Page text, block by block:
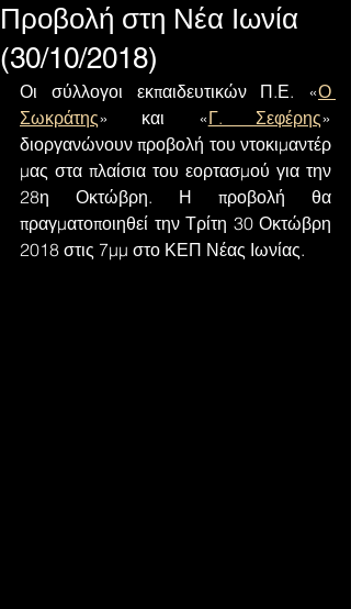
Προβολή στη Νέα Ιωνία
(30/10/2018)
Οι σύλλογοι εκπαιδευτικών Π.Ε. «Ο
Σωκράτης» και «Γ. Σεφέρης»
διοργανώνουν προβολή του ντοκιμαντέρ
μας στα πλαίσια του εορτασμού για την
28η Οκτώβρη. Η προβολή θα
πραγματοποιηθεί την Τρίτη 30 Οκτώβρη
2018 στις 7μμ στο ΚΕΠ Νέας Ιωνίας.